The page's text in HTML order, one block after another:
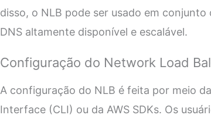
disso, o NLB pode ser usado em
DNS altamente disponível e escalável.
Configuração do Network Load
A configuração do NLB é feita por meio
Interface (CLI) ou da AWS SDKs. Os